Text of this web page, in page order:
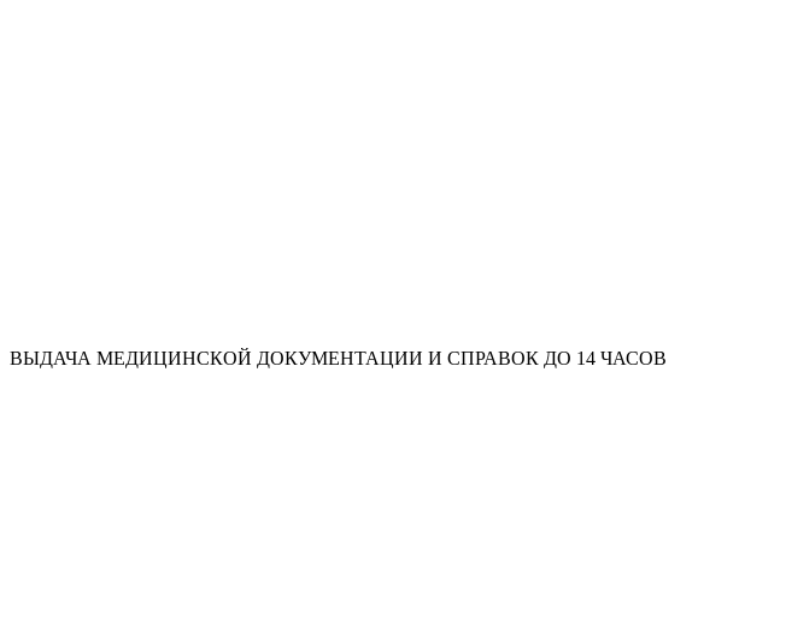
ВЫДАЧА МЕДИЦИНСКОЙ ДОКУМЕНТАЦИИ И СПРАВОК ДО 14 ЧАСОВ